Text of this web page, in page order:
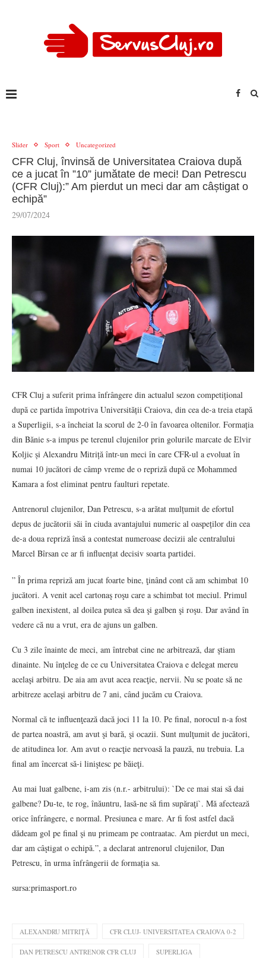
Slider Sport Uncategorized
CFR Cluj, învinsă de Universitatea Craiova după
ce a jucat în ”10” jumătate de meci! Dan Petrescu
(CFR Cluj):” Am pierdut un meci dar am câștigat o
echipă”
29/07/2024
CFR Cluj a suferit prima înfrângere din actualul sezon competițional
după ce partida împotriva Universității Craiova, din cea de-a treia etapă
a Superligii, s-a încheiat la scorul de 2-0 în favoarea oltenilor. Formația
din Bănie s-a impus pe terenul clujenilor prin golurile marcate de Elvir
Koljic și Alexandru Mitriță într-un meci în care CFR-ul a evoluat în
numai 10 jucători de câmp vreme de o repriză după ce Mohammed
Kamara a fost eliminat pentru faulturi repetate.
Antrenorul clujenilor, Dan Petrescu, s-a arătat mulțumit de efortul
depus de jucătorii săi în ciuda avantajului numeric al oaspeților din cea
de-a doua repriză însă a contestat numeroase decizii ale centralului
Marcel Bîrsan ce ar fi influențat decisiv soarta partidei.
” În prima repriză am jucat foarte bine, ţinând cont că am schimbat 10
jucători. A venit acel cartonaş roşu care a schimbat tot meciul. Primul
galben inexistent, al doilea putea să dea şi galben şi roşu. Dar având în
vedere că nu a vrut, era de ajuns un galben.
Cu 3 zile înainte de meci, am întrebat cine ne arbitrează, dar ştiam
dinainte. Nu înţeleg de ce cu Universitatea Craiova e delegat mereu
acelaşi arbitru. De aia am avut acea reacţie, nervii. Nu se poate să ne
arbitreze acelaşi arbitru de 7 ani, când jucăm cu Craiova.
Normal că te influenţează dacă joci 11 la 10. Pe final, norocul n-a fost
de partea noastră, am avut şi bară, şi ocazii. Sunt mulţumit de jucători,
de atitudinea lor. Am avut o reacţie nervoasă la pauză, nu trebuia. La
final am încercat să-i liniştesc pe băieţi.
Au mai luat galbene, i-am zis (n.r.- arbitrului): `De ce mai stai să dai
galbene? Du-te, te rog, înăuntru, lasă-ne să fim supăraţi`. Mă afectează
orice înfrângere, e normal. Presiunea e mare. Ar fi fost astfel dacă
dădeam gol pe final şi nu primeam pe contraatac. Am pierdut un meci,
dar am câştigat o echipă.”, a declarat antrenorul clujenilor, Dan
Petrescu, în urma înfrângerii de formația sa.
sursa:primasport.ro
ALEXANDRU MITRIȚĂ CFR CLUJ- UNIVERSITATEA CRAIOVA 0-2
DAN PETRESCU ANTRENOR CFR CLUJ SUPERLIGA